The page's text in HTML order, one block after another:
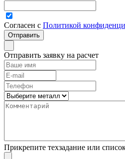
Согласен с Политикой
Отправить заявку на расчет
Прикрепите техзадание или